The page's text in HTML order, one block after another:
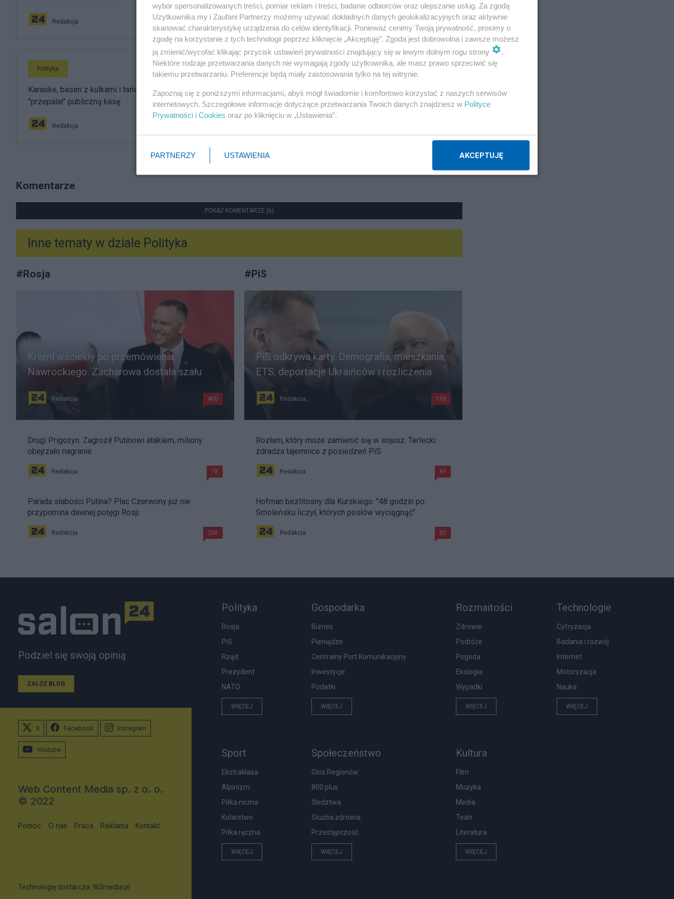
Redakcja Redakcja
Polityka
Karaoke, basen z kulkami i tańce hulańce. Tak resort
"przepalał" publiczną kasę
Redakcja
Polityka
Rok z Nawrockim. Głośne weta, sojusz z USA i powrót
do Trójmorza
Komentarze
POKAŻ KOMENTARZE (6)
Inne tematy w dziale Polityka
#Rosja
Kreml wściekły po przemówieniu
Nawrockiego. Zacharowa dostała szału
Redakcja 400
Drugi Prigożyn. Zagroził Putinowi atakiem, miliony
obejrzało nagranie
Redakcja 78
Parada słabości Putina? Plac Czerwony już nie
przypomina dawnej potęgi Rosji
Redakcja 206
#PiS
PiS odkrywa karty. Demografia, mieszkania,
ETS, deportacje Ukraińców i rozliczenia
Redakcja 198
Rozłam, który może zamienić się w sojusz. Terlecki
zdradza tajemnice z posiedzeń PiS
Redakcja 89
Hofman bezlitosny dla Kurskiego. "48 godzin po
Smoleńsku liczył, których posłów wyciągnąć"
Redakcja 85
Podziel się swoją opinią
ZAŁÓŻ BLOG
Polityka
Rosja
PiS
Rząd
Prezydent
NATO
WIĘCEJ
Gospodarka
Biznes
Pieniądze
Centralny Port Komunikacyjny
Inwestycje
Podatki
WIĘCEJ
Rozmaitości
Zdrowie
Podróże
Pogoda
Ekologia
Wypadki
WIĘCEJ
Technologie
Cyfryzacja
Badania i rozwój
Internet
Motoryzacja
Nauka
WIĘCEJ
Sport
Ekstraklasa
Alpinizm
Piłka nożna
Kolarstwo
Piłka ręczna
WIĘCEJ
Społeczeństwo
Głos Regionów
800 plus
Śledztwa
Służba zdrowia
Przestępczość
WIĘCEJ
Kultura
Film
Muzyka
Media
Teatr
Literatura
WIĘCEJ
X Facebook Instagram
Youtube
Web Content Media sp. z o. o.
© 2022
Pomoc O nas Praca Reklama Kontakt
Technologię dostarcza: W3media.pl
wybór spersonalizowanych treści, pomiar reklam i treści, badanie odbiorców oraz ulepszanie usług. Za zgodą
Użytkownika my i Zaufani Partnerzy możemy używać dokładnych danych geolokalizacyjnych oraz aktywnie
skanować charakterystykę urządzenia do celów identyfikacji. Ponieważ cenimy Twoją prywatność, prosimy o
zgodę na korzystanie z tych technologii poprzez kliknięcie „Akceptuję”. Zgoda jest dobrowolna i zawsze możesz
ją zmienić/wycofać klikając przycisk ustawień prywatności znajdujący się w lewym dolnym rogu strony
.
Niektóre rodzaje przetwarzania danych nie wymagają zgody użytkownika, ale masz prawo sprzeciwić się
takiemu przetwarzaniu. Preferencje będą miały zastosowania tylko na tej witrynie.
Zapoznaj się z poniższymi informacjami, abyś mógł świadomie i komfortowo korzystać z naszych serwisów
internetowych. Szczegółowe informacje dotyczące przetwarzania Twoich danych znajdziesz w Polityce
Prywatności i Cookies oraz po kliknięciu w „Ustawienia”.
PARTNERZY USTAWIENIA AKCEPTUJĘ